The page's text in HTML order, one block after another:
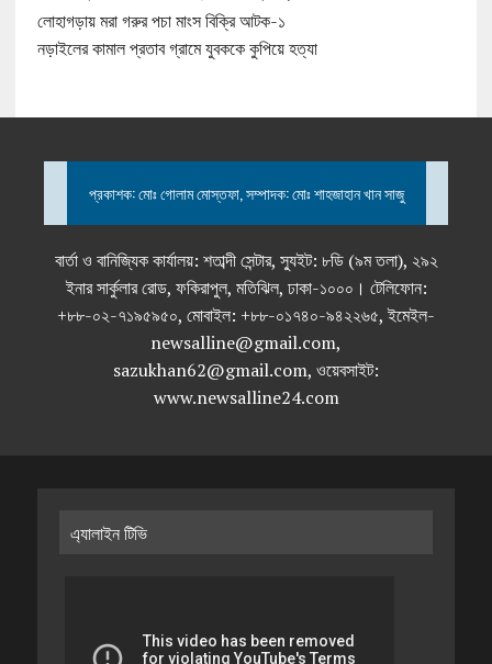
লোহাগড়ায় মরা গরুর পচা মাংস বিক্রি আটক-১
নড়াইলের কামাল প্রতাব গ্রামে যুবককে কুপিয়ে হত্যা
প্রকাশক: মোঃ গোলাম মোস্তফা, সম্পাদক: মোঃ শাহজাহান খান সাজু
বার্তা ও বানিজ্যিক কার্যালয়: শতাব্দী সেন্টার, স্যুইট: ৮ডি (৯ম তলা), ২৯২
ইনার সার্কুলার রোড, ফকিরাপুল, মতিঝিল, ঢাকা-১০০০। টেলিফোন:
+৮৮-০২-৭১৯৫৯৫০, মোবাইল: +৮৮-০১৭৪০-৯৪২২৬৫, ইমেইল-
newsalline@gmail.com,
sazukhan62@gmail.com, ওয়েবসাইট:
www.newsalline24.com
এ্যালাইন টিভি